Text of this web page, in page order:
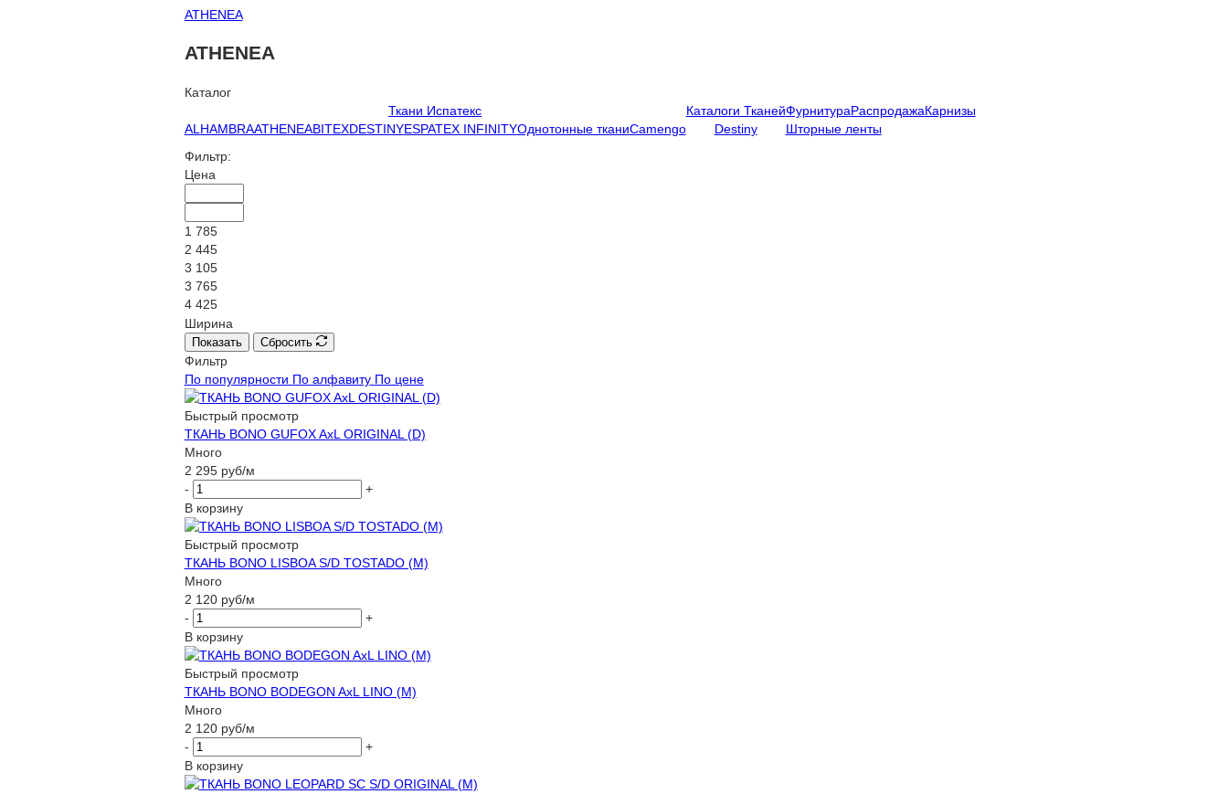
ATHENEA
ATHENEA
Каталог
Ткани Испатекс
ALHAMBRAATHENEABITEXDESTINYESPATEX INFINITYОднотонные тканиCamengo
Каталоги Тканей
Destiny
ФурнитураРаспродажаКарнизы
Шторные ленты
Фильтр:
Цена
1 785
2 445
3 105
3 765
4 425
Ширина
Показать Сбросить
Фильтр
По популярности По алфавиту По цене
Быстрый просмотр
ТКАНЬ BONO GUFOX AxL ORIGINAL (D)
Много
2 295руб/м
-
+
В корзину
Быстрый просмотр
ТКАНЬ BONO LISBOA S/D TOSTADO (M)
Много
2 120руб/м
-
+
В корзину
Быстрый просмотр
ТКАНЬ BONO BODEGON AxL LINO (M)
Много
2 120руб/м
-
+
В корзину